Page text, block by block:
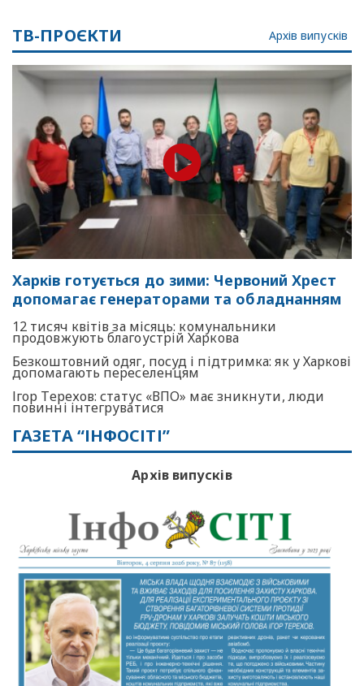
ТВ-ПРОЄКТИ Архів випусків
Харків готується до зими: Червоний Хрест
допомагає генераторами та обладнанням
12 тисяч квітів за місяць: комунальники
продовжують благоустрій Харкова
Безкоштовний одяг, посуд і підтримка: як у Харкові
допомагають переселенцям
Ігор Терехов: статус «ВПО» має зникнути, люди
повинні інтегруватися
ГАЗЕТА “ІНФОСІТІ”
Архів випусків